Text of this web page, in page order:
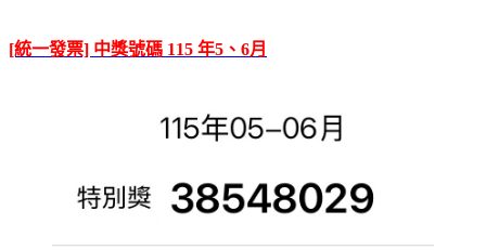
[統一發票] 中獎號碼 115 年5、6月